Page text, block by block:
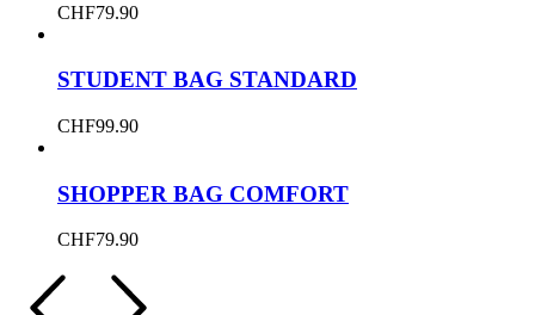
CHF79.90
STUDENT BAG STANDARD
CHF99.90
SHOPPER BAG COMFORT
CHF79.90